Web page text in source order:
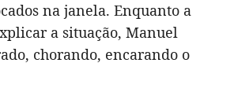
na janela. Enquanto a
a situação, Manuel
chorando, encarando o